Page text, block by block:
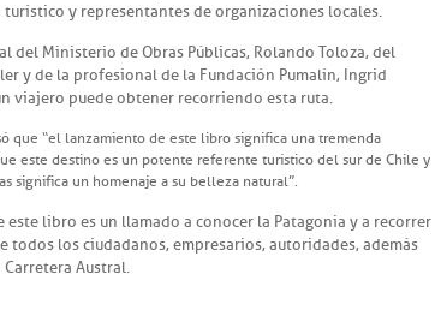
y representantes de organizaciones locales.
Ministerio de Obras Públicas, Rolando Toloza, del
y de la profesional de la Fundación Pumalín, Ingrid
viajero puede obtener recorriendo esta ruta.
que “el lanzamiento de este libro significa una tremenda
este destino es un potente referente turístico del sur de Chile y
significa un homenaje a su belleza natural”.
libro es un llamado a conocer la Patagonia y a recorrer
todos los ciudadanos, empresarios, autoridades, además
Austral.